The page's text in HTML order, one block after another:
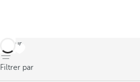
retour
Filtrer par